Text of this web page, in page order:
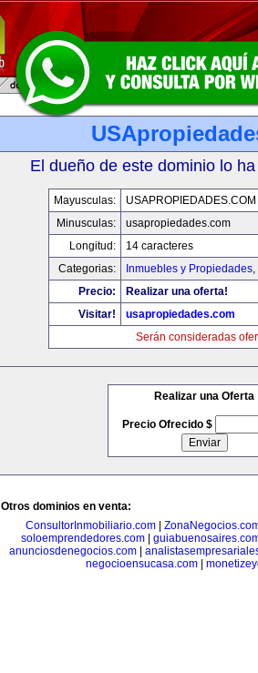
El dueño de este dominio lo
Mayusculas:
USAPROPIEDADES.COM
Minusculas:
usapropiedades.com
Longitud:
14 caracteres
Categorias:
Inmuebles y Propiedades,
Precio:
Realizar una oferta!
Visitar!
usapropiedades.com
Serán consideradas
Realizar una Oferta
Precio Ofrecido $
Otros dominios en venta:
ConsultorInmobiliario.com|
soloemprendedores.com|
anunciosdenegocios.com|
negocioensucasa.com|